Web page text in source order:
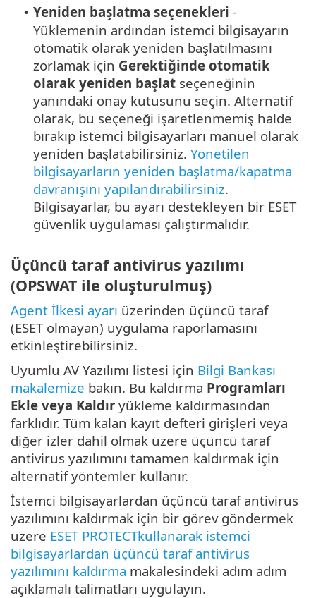
• Yeniden başlatma seçenekleri -
Yüklemenin ardından istemci bilgisayarın
otomatik olarak yeniden başlatılmasını
zorlamak için Gerektiğinde otomatik
olarak yeniden başlat seçeneğinin
yanındaki onay kutusunu seçin. Alternatif
olarak, bu seçeneği işaretlenmemiş halde
bırakıp istemci bilgisayarları manuel olarak
yeniden başlatabilirsiniz. Yönetilen
bilgisayarların yeniden başlatma/kapatma
davranışını yapılandırabilirsiniz.
Bilgisayarlar, bu ayarı destekleyen bir ESET
güvenlik uygulaması çalıştırmalıdır.
Üçüncü taraf antivirus yazılımı
(OPSWAT ile oluşturulmuş)
Agent İlkesi ayarı üzerinden üçüncü taraf
(ESET olmayan) uygulama raporlamasını
etkinleştirebilirsiniz.
Uyumlu AV Yazılımı listesi için Bilgi Bankası
makalemize bakın. Bu kaldırma Programları
Ekle veya Kaldır yükleme kaldırmasından
farklıdır. Tüm kalan kayıt defteri girişleri veya
diğer izler dahil olmak üzere üçüncü taraf
antivirus yazılımını tamamen kaldırmak için
alternatif yöntemler kullanır.
İstemci bilgisayarlardan üçüncü taraf antivirus
yazılımını kaldırmak için bir görev göndermek
üzere ESET PROTECTkullanarak istemci
bilgisayarlardan üçüncü taraf antivirus
yazılımını kaldırma makalesindeki adım adım
açıklamalı talimatları uygulayın.